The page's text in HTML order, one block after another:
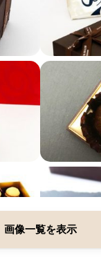
画像一覧を表示